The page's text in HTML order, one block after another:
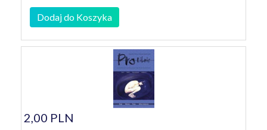
Dodaj do Koszyka
2,00 PLN